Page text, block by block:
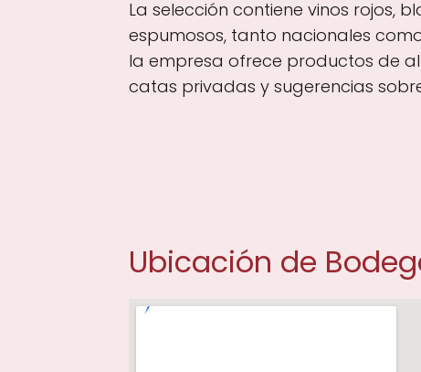
La selección contiene vinos rojos,
espumosos, tanto nacionales
la empresa ofrece productos de
catas privadas y sugerencias
Ubicación de